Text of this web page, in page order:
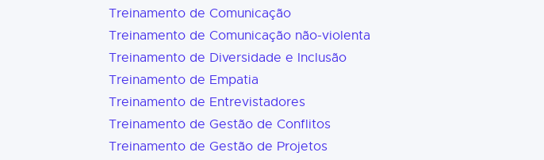
Treinamento de Comunicação
Treinamento de Comunicação não-violenta
Treinamento de Diversidade e Inclusão
Treinamento de Empatia
Treinamento de Entrevistadores
Treinamento de Gestão de Conflitos
Treinamento de Gestão de Projetos